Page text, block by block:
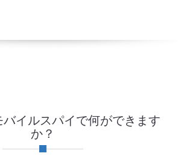
イルスパイで何ができます
か？